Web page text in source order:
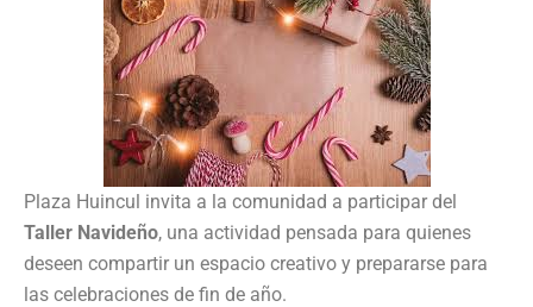
Plaza Huincul invita a la comunidad a participar del
Taller Navideño, una actividad pensada para quienes
deseen compartir un espacio creativo y prepararse para
las celebraciones de fin de año.